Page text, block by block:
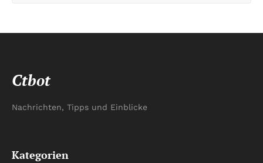
Ctbot
Nachrichten, Tipps und Einblicke
Kategorien